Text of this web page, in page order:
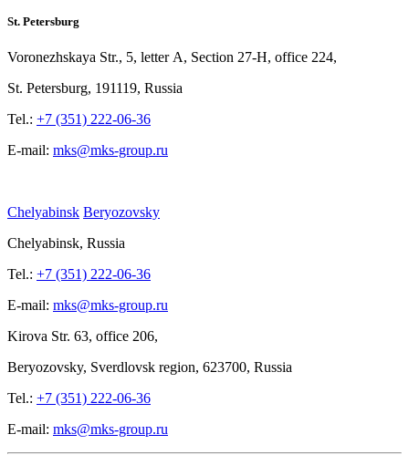
St. Petersburg
Voronezhskaya Str., 5, letter A, Section 27-Н, office 224,
St. Petersburg, 191119, Russia
Tel.: +7 (351) 222-06-36
E-mail: mks@mks-group.ru
Chelyabinsk Beryozovsky
Chelyabinsk, Russia
Tel.: +7 (351) 222-06-36
E-mail: mks@mks-group.ru
Kirova Str. 63, office 206,
Beryozovsky, Sverdlovsk region, 623700, Russia
Tel.: +7 (351) 222-06-36
E-mail: mks@mks-group.ru